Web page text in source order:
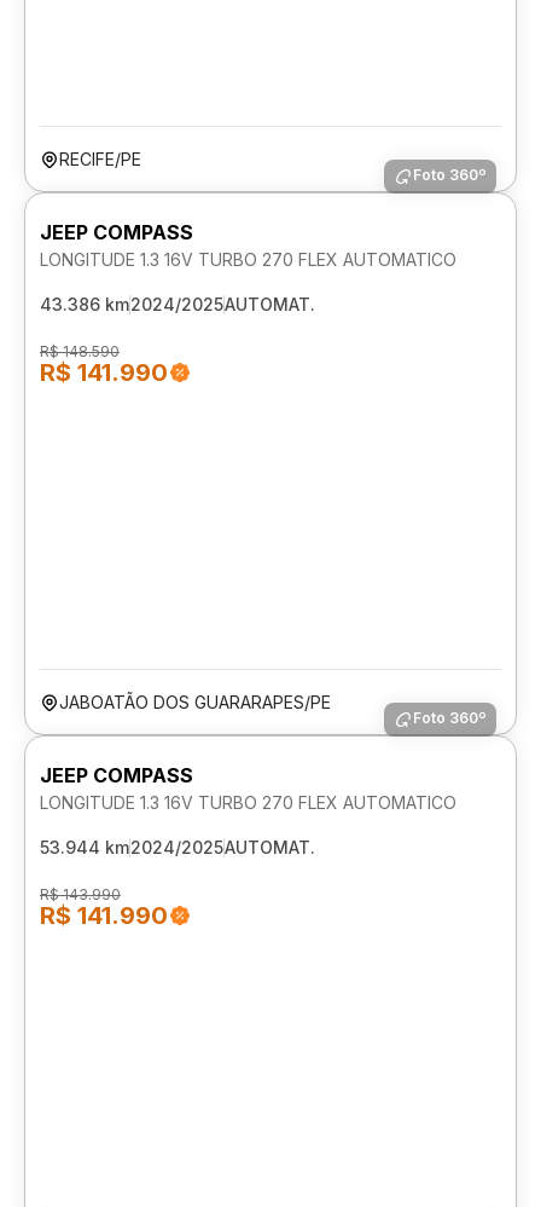
RECIFE/PE
Foto 360º
JEEP COMPASS
LONGITUDE 1.3 16V TURBO 270 FLEX AUTOMATICO
43.386 km2024/2025AUTOMAT.
R$ 148.590
R$ 141.990
JABOATÃO DOS GUARARAPES/PE
Foto 360º
JEEP COMPASS
LONGITUDE 1.3 16V TURBO 270 FLEX AUTOMATICO
53.944 km2024/2025AUTOMAT.
R$ 143.990
R$ 141.990